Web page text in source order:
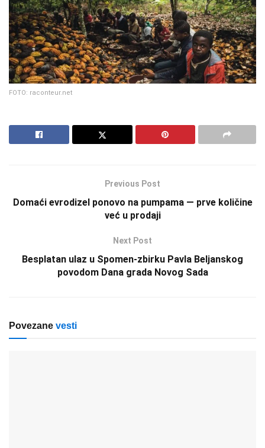
FOTO: raconteur.net
Previous Post
Domaći evrodizel ponovo na pumpama — prve količine
već u prodaji
Next Post
Besplatan ulaz u Spomen‑zbirku Pavla Beljanskog
povodom Dana grada Novog Sada
Povezane vesti